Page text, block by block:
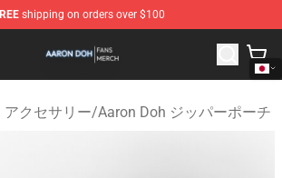
shipping on orders over $100
- Official Aaron Doh Merchandise Store
アクセサリー/Aaron Doh ジッパーポーチ